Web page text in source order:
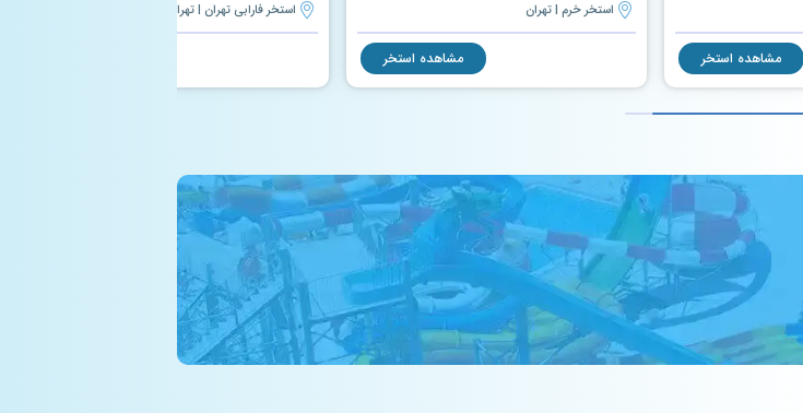
مشاهده استخر
استخر خرم | تهران
مشاهده استخر
استخر فارابی تهران | تهران